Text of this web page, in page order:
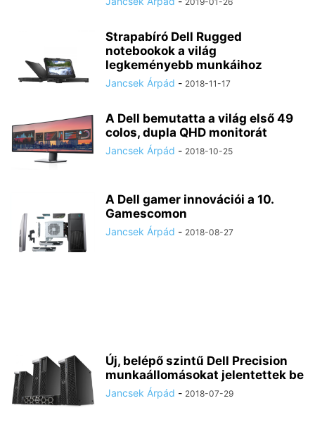
Strapabíró Dell Rugged
notebookok a világ
legkeményebb munkáihoz
Jancsek Árpád - 2018-11-17
A Dell bemutatta a világ első 49
colos, dupla QHD monitorát
Jancsek Árpád - 2018-10-25
A Dell gamer innovációi a 10.
Gamescomon
Jancsek Árpád - 2018-08-27
Új, belépő szintű Dell Precision
munkaállomásokat jelentettek be
Jancsek Árpád - 2018-07-29